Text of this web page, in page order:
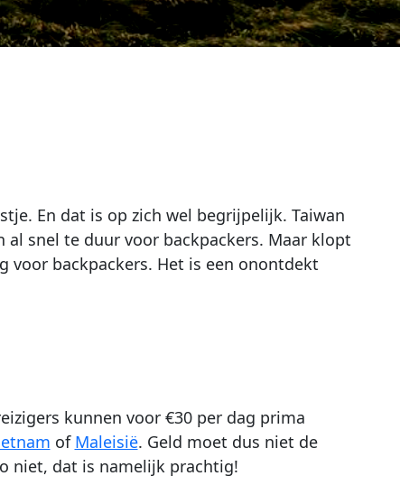
En dat is op zich wel begrijpelijk. Taiwan
snel te duur voor backpackers. Maar klopt
voor backpackers. Het is een onontdekt
kunnen voor €30 per dag prima
of Maleisië. Geld moet dus niet de
niet, dat is namelijk prachtig!